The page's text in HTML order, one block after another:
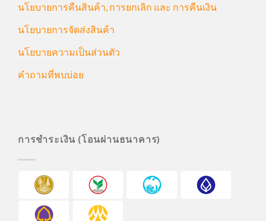
นโยบายการคืนสินค้า, การยกเลิก และ การคืนเงิน
นโยบายการจัดส่งสินค้า
นโยบายความเป็นส่วนตัว
คำถามที่พบบ่อย
การชำระเงิน (โอนผ่านธนาคาร)